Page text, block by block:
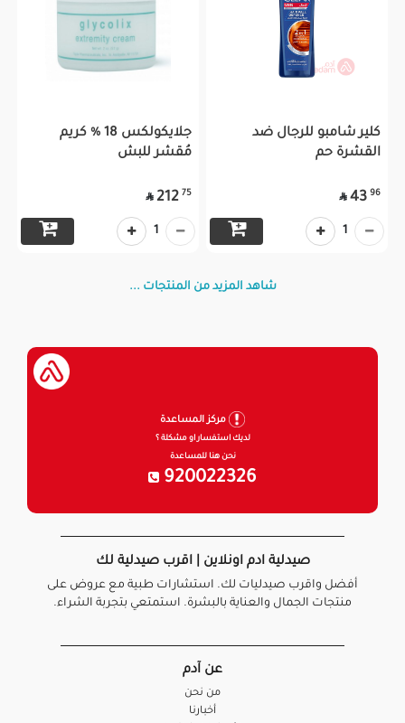
كلير شامبو للرجال ضد
القشرة حم
96
43

1
جلايكولكس 18 % كريم
مُقشر للبش
75
212

1
شاهد المزيد من المنتجات ...
مركز المساعدة
لديك استفسار او مشكلة ؟
نحن هنا للمساعدة
920022326
صيدلية ادم اونلاين | اقرب صيدلية لك
أفضل واقرب صيدليات لك. استشارات طبية مع عروض على
منتجات الجمال والعناية بالبشرة. استمتعي بتجربة الشراء.
عن آدم
من نحن
أخبارنا